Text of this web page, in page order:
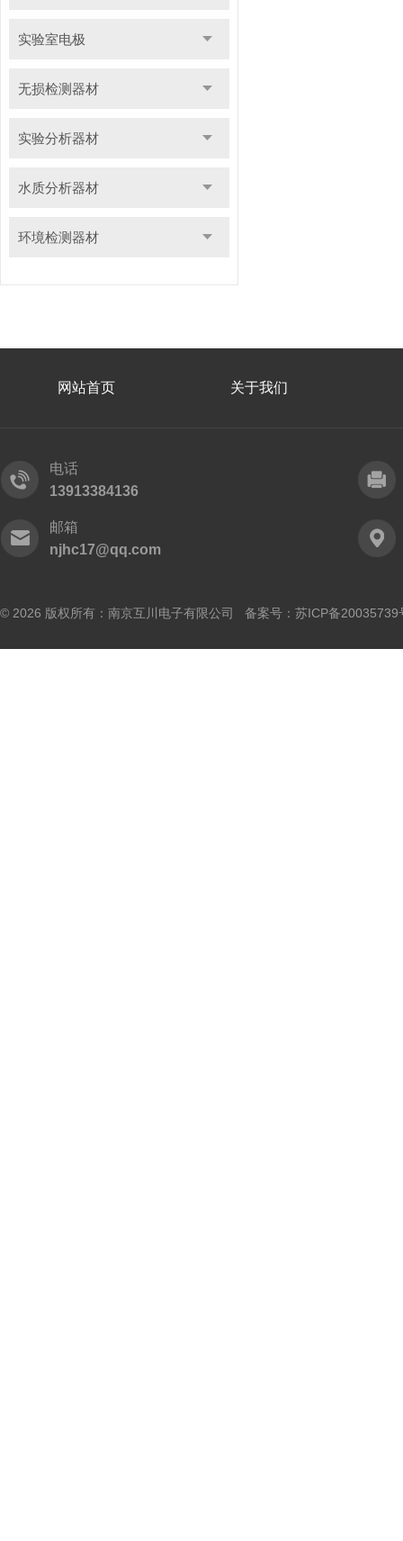
实验室电极
无损检测器材
实验分析器材
水质分析器材
环境检测器材
网站首页 关于我们
电话
13913384136
邮箱
njhc17@qq.com
© 2026 版权所有：南京互川电子有限公司 备案号： 苏ICP备20035739